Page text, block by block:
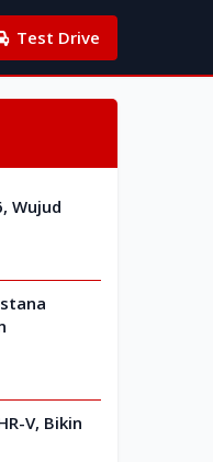
Test Drive
Wujud
V, Bikin